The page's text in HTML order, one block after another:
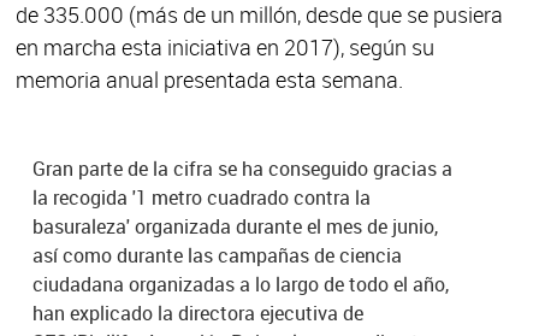
de 335.000 (más de un millón, desde que se pusiera
en marcha esta iniciativa en 2017), según su
memoria anual presentada esta semana.
Gran parte de la cifra se ha conseguido gracias a
la recogida '1 metro cuadrado contra la
basuraleza' organizada durante el mes de junio,
así como durante las campañas de ciencia
ciudadana organizadas a lo largo de todo el año,
han explicado la directora ejecutiva de